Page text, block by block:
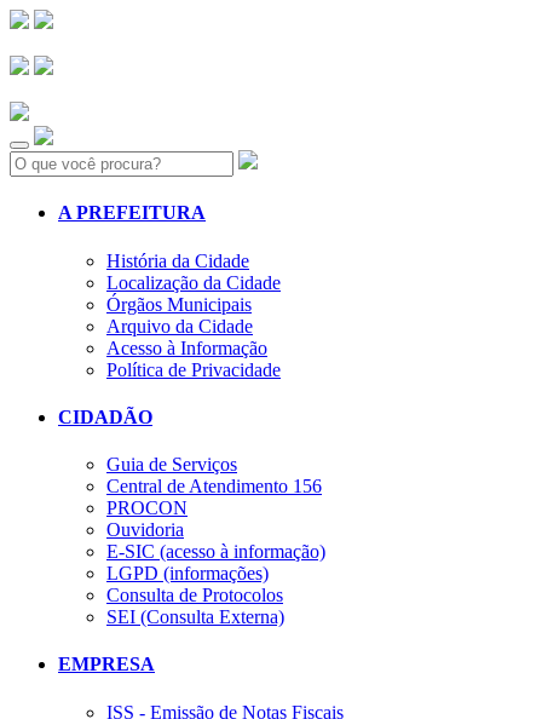
Search:
A PREFEITURA
História da Cidade
Localização da Cidade
Órgãos Municipais
Arquivo da Cidade
Acesso à Informação
Política de Privacidade
CIDADÃO
Guia de Serviços
Central de Atendimento 156
PROCON
Ouvidoria
E-SIC (acesso à informação)
LGPD (informações)
Consulta de Protocolos
SEI (Consulta Externa)
EMPRESA
ISS - Emissão de Notas Fiscais